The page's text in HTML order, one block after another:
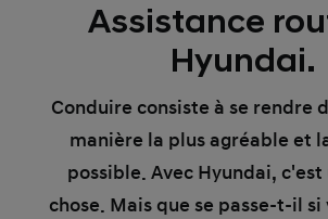
Assistance
Hyundai.
Conduire consiste à se rendre
manière la plus agréable et
possible. Avec Hyundai, c'est
chose. Mais que se passe-t-il